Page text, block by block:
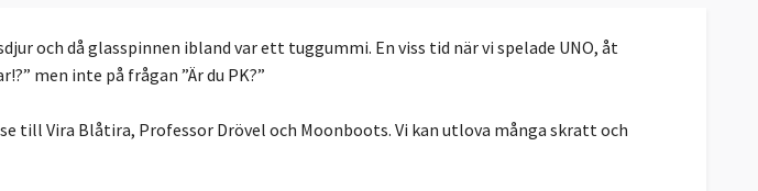
och då glasspinnen ibland var ett tuggummi. En viss tid när vi spelade UNO, åt
men inte på frågan ”Är du PK?”
Vira Blåtira, Professor Drövel och Moonboots. Vi kan utlova många skratt och